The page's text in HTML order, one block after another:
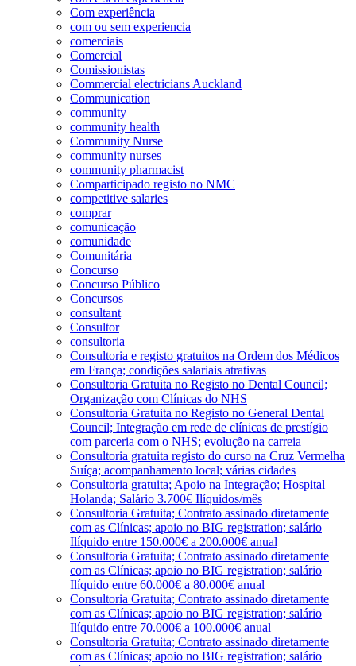
Com experiência
com ou sem experiencia
comerciais
Comercial
Comissionistas
Commercial electricians Auckland
Communication
community
community health
Community Nurse
community nurses
community pharmacist
Comparticipado registo no NMC
competitive salaries
comprar
comunicação
comunidade
Comunitária
Concurso
Concurso Público
Concursos
consultant
Consultor
consultoria
Consultoria e registo gratuitos na Ordem dos Médicos
em França; condições salariais atrativas
Consultoria Gratuita no Registo no Dental Council;
Organização com Clínicas do NHS
Consultoria Gratuita no Registo no General Dental
Council; Integração em rede de clínicas de prestígio
com parceria com o NHS; evolução na carreia
Consultoria gratuita registo do curso na Cruz Vermelha
Suíça; acompanhamento local; várias cidades
Consultoria gratuita; Apoio na Integração; Hospital
Holanda; Salário 3.700€ Ilíquidos/mês
Consultoria Gratuita; Contrato assinado diretamente
com as Clínicas; apoio no BIG registration; salário
Ilíquido entre 150.000€ a 200.000€ anual
Consultoria Gratuita; Contrato assinado diretamente
com as Clínicas; apoio no BIG registration; salário
Ilíquido entre 60.000€ a 80.000€ anual
Consultoria Gratuita; Contrato assinado diretamente
com as Clínicas; apoio no BIG registration; salário
Ilíquido entre 70.000€ a 100.000€ anual
Consultoria Gratuita; Contrato assinado diretamente
com as Clínicas; apoio no BIG registration; salário